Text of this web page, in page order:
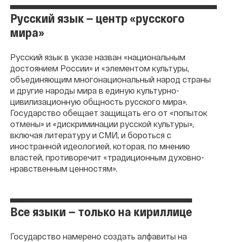
Русский язык — центр «русского
мира»
Русский язык в указе назван «национальным
достоянием России» и «элементом культуры,
объединяющим многонациональный народ страны
и другие народы мира в единую культурно-
цивилизационную общность русского мира».
Государство обещает защищать его от «попыток
отмены» и «дискриминации русской культуры»,
включая литературу и СМИ, и бороться с
иностранной идеологией, которая, по мнению
властей, противоречит «традиционным духовно-
нравственным ценностям».
Все языки — только на кириллице
Государство намерено создать алфавиты на